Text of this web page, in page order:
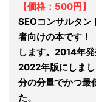
【価格：500円】
SEOコンサルタン
者向けの本です！
します。2014年
2022年版にしま
分の分量でかつ最
た。